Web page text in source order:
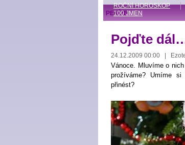
ROČNÍ HOROSKOP
100 JMEN
PENÍZE
Pojďte
24.12.2009 00:00 |
Vánoce. Mluvíme o
prožíváme? Umíme
přinést?